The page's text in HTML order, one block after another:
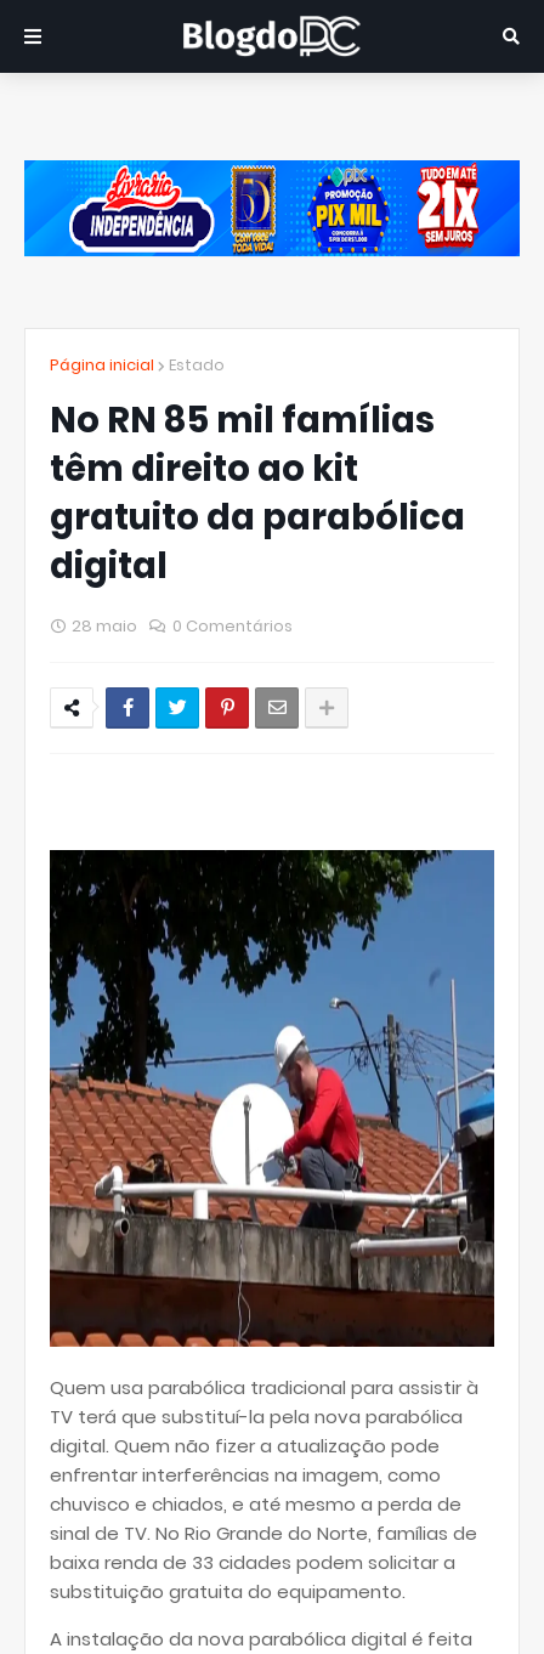
Página inicial Estado
No RN 85 mil famílias
têm direito ao kit
gratuito da parabólica
digital
28 maio 0 Comentários
Quem usa parabólica tradicional para assistir à
TV terá que substituí-la pela nova parabólica
digital. Quem não fizer a atualização pode
enfrentar interferências na imagem, como
chuvisco e chiados, e até mesmo a perda de
sinal de TV. No Rio Grande do Norte, famílias de
baixa renda de 33 cidades podem solicitar a
substituição gratuita do equipamento.
A instalação da nova parabólica digital é feita